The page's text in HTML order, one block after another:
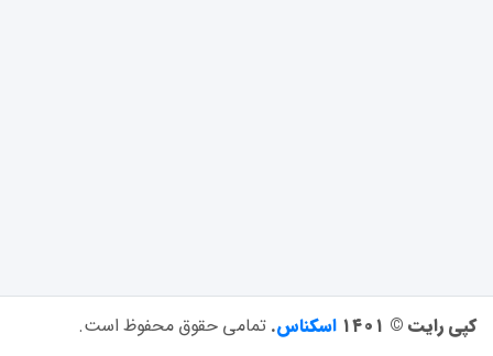
کپی رایت © ۱۴۰۱ اسکناس. تمامی حقوق محفوظ است.